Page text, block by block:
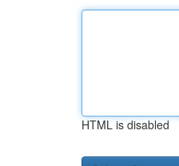
HTML is disabled